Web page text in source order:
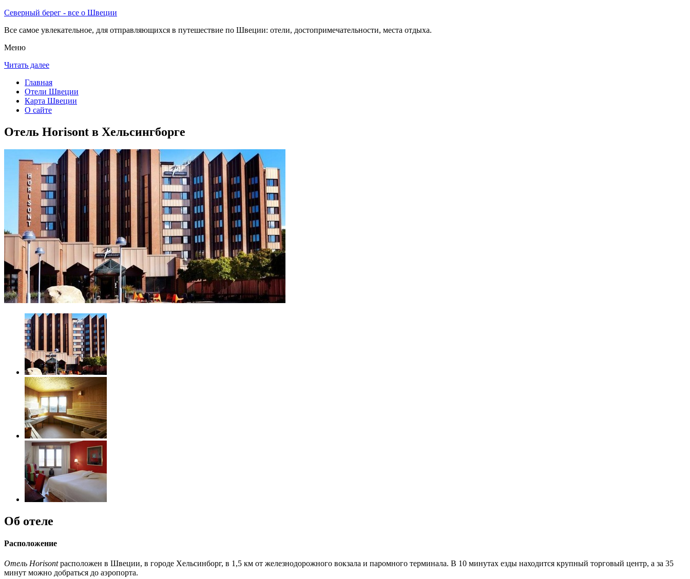
Северный берег - все о Швеции
Все самое увлекательное, для отправляющихся в путешествие по Швеции: отели, достопримечательности, места отдыха.
Меню
Читать далее
Главная
Отели Швеции
Карта Швеции
О сайте
Отель Horisont в Хельсингборге
Об отеле
Расположение
Отель Horisontрасположен в Швеции, в городе Хельсинборг, в 1,5 км от железнодорожного вокзала и паромного терминала. В 10 минутах езды находится крупный торговый центр, а за 35
минут можно добраться до аэропорта.